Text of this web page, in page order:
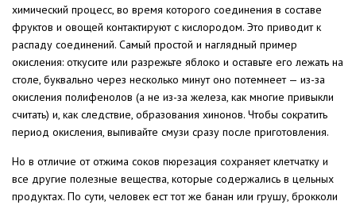
химический процесс, во время которого соединения в составе
фруктов и овощей контактируют с кислородом. Это приводит к
распаду соединений. Самый простой и наглядный пример
окисления: откусите или разрежьте яблоко и оставьте его лежать на
столе, буквально через несколько минут оно потемнеет — из-за
окисления полифенолов (а не из-за железа, как многие привыкли
считать) и, как следствие, образования хинонов. Чтобы сократить
период окисления, выпивайте смузи сразу после приготовления.
Но в отличие от отжима соков пюрезация сохраняет клетчатку и
все другие полезные вещества, которые содержались в цельных
продуктах. По сути, человек ест тот же банан или грушу, брокколи